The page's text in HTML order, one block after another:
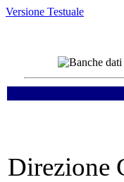
Versione Testuale
Direzione